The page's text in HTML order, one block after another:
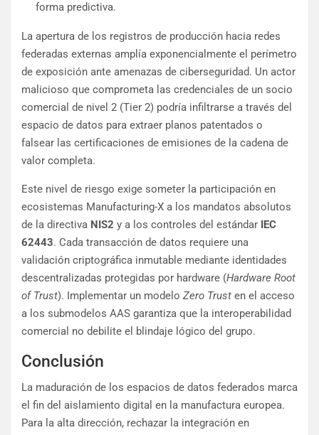
forma predictiva.
La apertura de los registros de producción hacia redes
federadas externas amplía exponencialmente el perímetro
de exposición ante amenazas de ciberseguridad. Un actor
malicioso que comprometa las credenciales de un socio
comercial de nivel 2 (Tier 2) podría infiltrarse a través del
espacio de datos para extraer planos patentados o
falsear las certificaciones de emisiones de la cadena de
valor completa.
Este nivel de riesgo exige someter la participación en
ecosistemas Manufacturing-X a los mandatos absolutos
de la directiva NIS2 y a los controles del estándar IEC
62443. Cada transacción de datos requiere una
validación criptográfica inmutable mediante identidades
descentralizadas protegidas por hardware (Hardware Root
of Trust). Implementar un modelo Zero Trust en el acceso
a los submodelos AAS garantiza que la interoperabilidad
comercial no debilite el blindaje lógico del grupo.
Conclusión
La maduración de los espacios de datos federados marca
el fin del aislamiento digital en la manufactura europea.
Para la alta dirección, rechazar la integración en